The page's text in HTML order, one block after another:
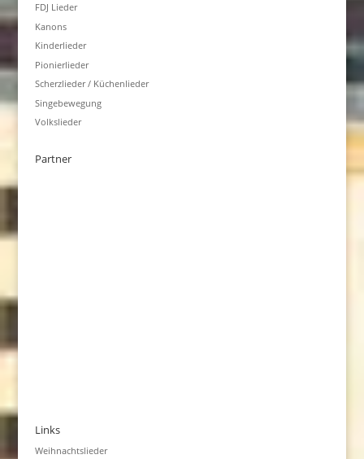
FDJ Lieder
Kanons
Kinderlieder
Pionierlieder
Scherzlieder / Küchenlieder
Singebewegung
Volkslieder
Partner
Links
Weihnachtslieder